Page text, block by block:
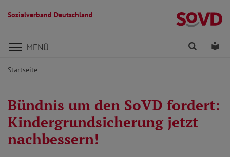
Sozialverband Deutschland
Direkt zu den Inhalten springen
MENÜ Finden
Startseite
Bündnis um den SoVD fordert:
Kindergrundsicherung jetzt
nachbessern!